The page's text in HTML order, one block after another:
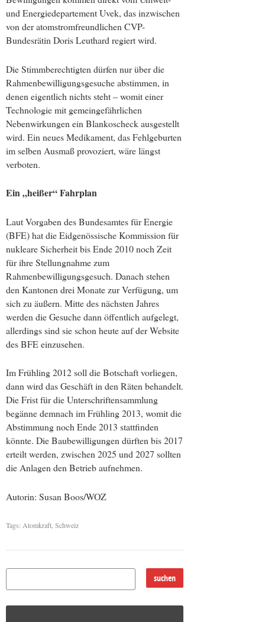
und Energiedepartement Uvek, das inzwischen
von der atomstromfreundlichen CVP-
Bundesrätin Doris Leuthard regiert wird.
Die Stimmberechtigten dürfen nur über die
Rahmenbewilligungsgesuche abstimmen, in
denen eigentlich nichts steht – womit einer
Technologie mit gemeingefährlichen
Nebenwirkungen ein Blankoscheck ausgestellt
wird. Ein neues Medikament, das Fehlgeburten
im selben Ausmaß provoziert, wäre längst
verboten.
Ein „heißer“ Fahrplan
Laut Vorgaben des Bundesamtes für Energie
(BFE) hat die Eidgenössische Kommission für
nukleare Sicherheit bis Ende 2010 noch Zeit
für ihre Stellungnahme zum
Rahmenbewilligungsgesuch. Danach stehen
den Kantonen drei Monate zur Verfügung, um
sich zu äußern. Mitte des nächsten Jahres
werden die Gesuche dann öffentlich aufgelegt,
allerdings sind sie schon heute auf der Website
des BFE einzusehen.
Im Frühling 2012 soll die Botschaft vorliegen,
dann wird das Geschäft in den Räten behandelt.
Die Frist für die Unterschriftensammlung
begänne demnach im Frühling 2013, womit die
Abstimmung noch Ende 2013 stattfinden
könnte. Die Baubewilligungen dürften bis 2017
erteilt werden, zwischen 2025 und 2027 sollten
die Anlagen den Betrieb aufnehmen.
Autorin: Susan Boos/WOZ
Tags: Atomkraft Schweiz